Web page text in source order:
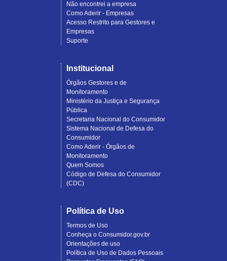
Não encontrei a empresa
Como Aderir - Empresas
Acesso Restrito para Gestores e
Empresas
Suporte
Institucional
Órgãos Gestores e de
Monitoramento
Ministério da Justiça e Segurança
Pública
Secretaria Nacional do Consumidor
Sistema Nacional de Defesa do
Consumidor
Como Aderir - Órgãos de
Monitoramento
Quem Somos
Código de Defesa do Consumidor
(CDC)
Política de Uso
Termos de Uso
Conheça o Consumidor.gov.br
Orientações de uso
Política de Uso de Dados Pessoais